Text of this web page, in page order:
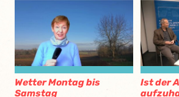
Wetter Montag bis
Samstag
Ist der